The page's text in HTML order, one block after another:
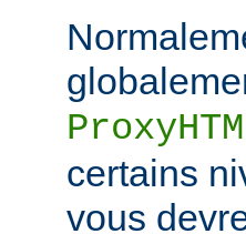
certains
vous